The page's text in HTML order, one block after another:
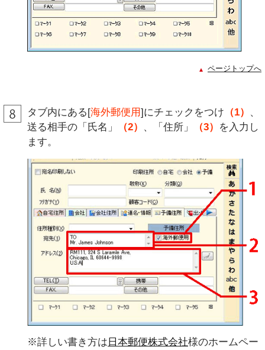
ページトップへ
タブ内にある[海外郵便用]にチェックをつけ （1）
、
送る相手の「氏名」
（2） 、「住所」 （3）
を入力し
ます。
※詳しい書き方は 日本郵便株式会社様のホームペー